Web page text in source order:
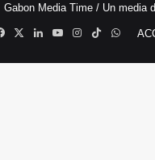
Gabon Media Time / Un media
Facebook
X LinkedinYouTubeInstagram
TikTok